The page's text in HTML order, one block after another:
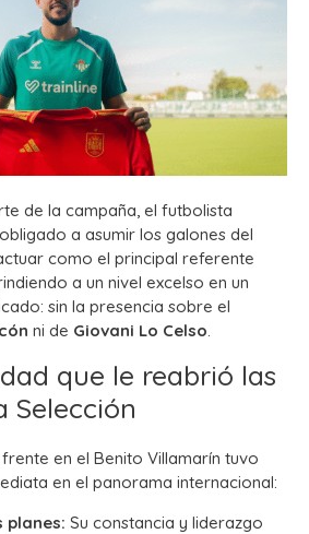
de la campaña, el futbolista
a asumir los galones del
como el principal referente
a un nivel excelso en un
sin la presencia sobre el
ni de Giovani Lo Celso.
que le reabrió las
Selección
en el Benito Villamarín tuvo
en el panorama internacional:
planes: Su constancia y liderazgo